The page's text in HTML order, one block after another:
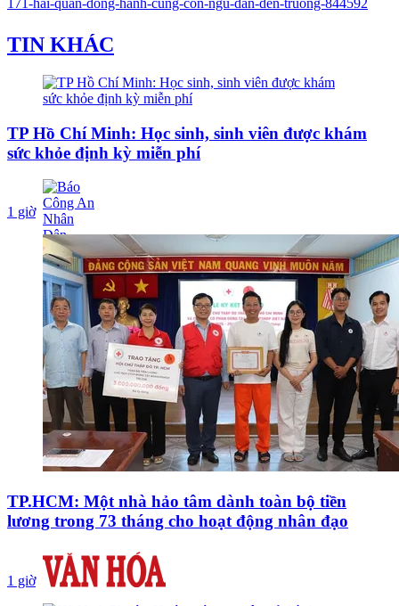
171-hai-quan-dong-hanh-cung-con-ngu-dan-den-truong-844592
TIN KHÁC
TP Hồ Chí Minh: Học sinh, sinh viên được khám
sức khỏe định kỳ miễn phí
1 giờ
TP.HCM: Một nhà hảo tâm dành toàn bộ tiền
lương trong 73 tháng cho hoạt động nhân đạo
1 giờ